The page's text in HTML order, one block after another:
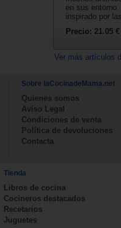
en sus
inspirado por
Precio: 21.05 €
Ver más artículos
Sobre laCocinadeMama.net
Quienes somos
Aviso Legal
Condiciones de venta
Política de devoluciones
Contacta
Tienda
Libros de cocina
Cocineros destacados
Recetarios
Juguetes